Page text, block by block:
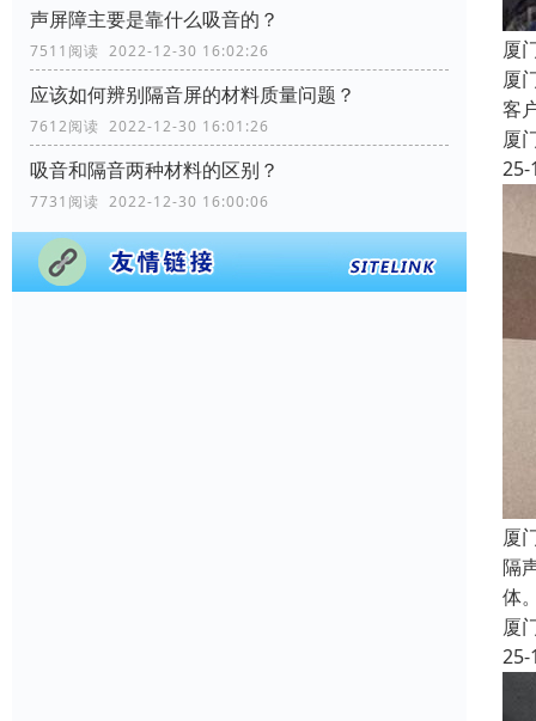
声屏障主要是靠什么吸音的？
7511阅读 2022-12-30 16:02:26
应该如何辨别隔音屏的材料质量问题？
7612阅读 2022-12-30 16:01:26
吸音和隔音两种材料的区别？
7731阅读 2022-12-30 16:00:06
厦
厦
客
厦
25-
厦
隔
体
厦
25-